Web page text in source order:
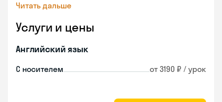
Читать дальше
Услуги и цены
Английский язык
С носителем от 3190 ₽ / урок